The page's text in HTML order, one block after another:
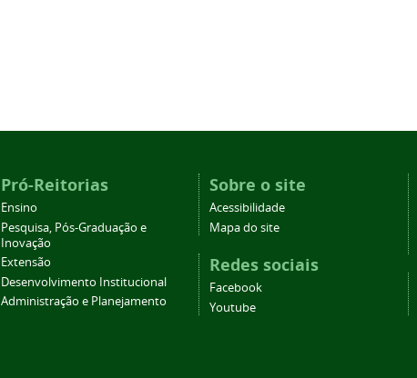
Pró-Reitorias
Ensino
Pesquisa, Pós-Graduação e
Inovação
Extensão
Desenvolvimento Institucional
Administração e Planejamento
Sobre o site
Acessibilidade
Mapa do site
Redes sociais
Facebook
Youtube